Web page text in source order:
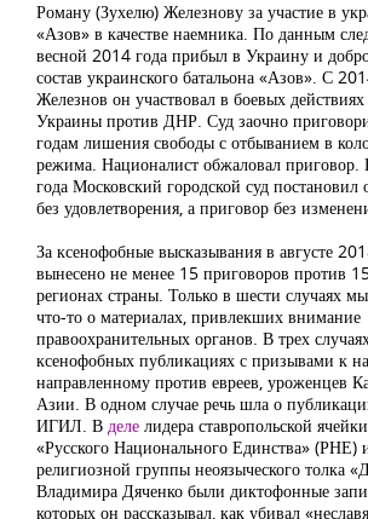
Роману (Зухелю) Железнову за участие в
«Азов» в качестве наемника. По данным
весной 2014 года прибыл в Украину и
состав украинского батальона «Азов». С
Железнов он участвовал в боевых
Украины против ДНР. Суд заочно
годам лишения свободы с отбыванием в
режима. Националист обжаловал приговор.
года Московский городской суд постановил
без удовлетворения, а приговор без
За ксенофобные высказывания в августе
вынесено не менее 15 приговоров против
регионах страны. Только в шести случаях
что-то о материалах, привлекших внимание
правоохранительных органов. В трех
ксенофобных публикациях с призывами к
направленному против евреев, уроженцев
Азии. В одном случае речь шла о
ИГИЛ. В деле лидера ставропольской
«Русского Национального Единства» (РНЕ)
религиозной группы неоязыческого толка
Владимира Дяченко были диктофонные
которых он рассказывал, как убивал